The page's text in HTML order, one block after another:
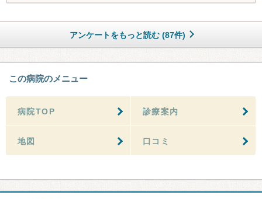
アンケートをもっと読む (87件)
この病院のメニュー
病院TOP 診療案内
地図 口コミ